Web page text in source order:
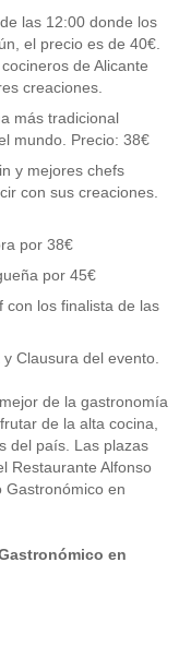
las 12:00 donde los
el precio es de 40€.
de Alicante
creaciones.
más tradicional
mundo. Precio: 38€
y mejores chefs
con sus creaciones.
por 38€
por 45€
con los finalista de las
Clausura del evento.
de la gastronomía
de la alta cocina,
del país. Las plazas
Restaurante Alfonso
Gastronómico en
en